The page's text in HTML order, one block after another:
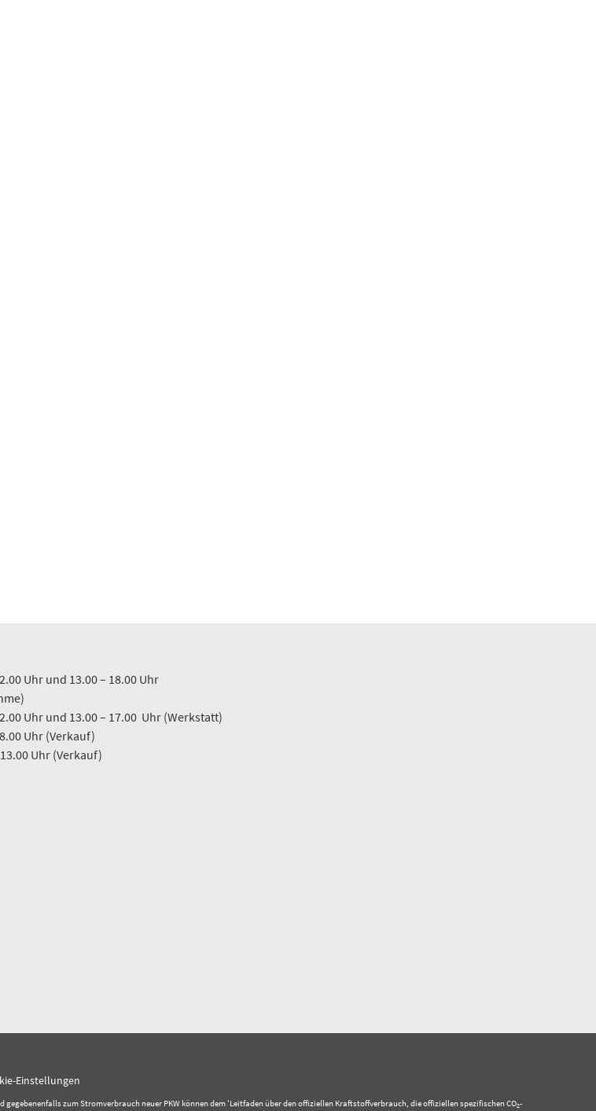
Uhr und 13.00 – 18.00 Uhr
Uhr und 13.00 – 17.00 Uhr (Werkstatt)
Uhr (Verkauf)
Uhr (Verkauf)
Einstellungen
gegebenenfalls zum Stromverbrauch neuer PKW können dem 'Leitfaden über den offiziellen Kraftstoffverbrauch, die offiziellen spezifischen CO2-